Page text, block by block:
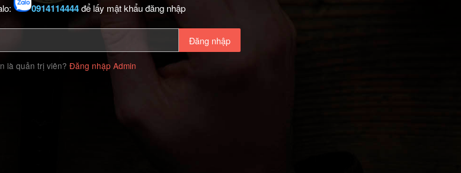
0914114444để lấy mật khẩu đăng nhập
Đăng nhập
là quản trị viên? Đăng nhập Admin